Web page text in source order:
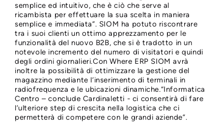
semplice ed intuitivo, che è ciò che serve al
ricambista per effettuare la sua scelta in maniera
semplice e immediata”. SIOM ha potuto riscontrare
tra i suoi clienti un ottimo apprezzamento per le
funzionalità del nuovo B2B, che si è tradotto in un
notevole incremento del numero di visitatori e quindi
degli ordini giornalieri.Con Where ERP SIOM avrà
inoltre la possibilità di ottimizzare la gestione del
magazzino mediante l’inserimento di terminali in
radiofrequenza e le ubicazioni dinamiche.“Informatica
Centro – conclude Cardinaletti - ci consentirà di fare
l’ulteriore step di crescita nella logistica che ci
permetterà di competere con le grandi aziende”.